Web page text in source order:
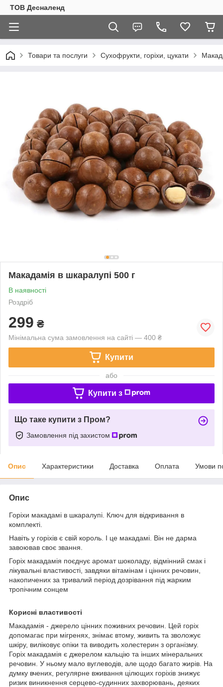
ТОВ Десналенд
Товари та послуги Сухофрукти, горіхи, цукати
Макадамія в шкаралупі 500 г
В наявності
Роздріб
299 ₴
Мінімальна сума замовлення на сайті — 400 ₴
Купити
або
Купити з
Що таке купити з Пром?
Замовлення під захистом
Опис Характеристики Доставка Оплата Умови
Опис
Горіхи макадамі в шкаралупі. Ключ для відкривання в
комплекті.
Навіть у горіхів є свій король. І це макадамі. Він не дарма
завоював своє звання.
Горіх макадамія поєднує аромат шоколаду, відмінний смак і
лікувальні властивості, завдяки вітамінам і цінних речовин,
накопичених за тривалий період дозрівання під жарким
тропічним сонцем
Корисні властивості
Макадамія - джерело цінних поживних речовин. Цей горіх
допомагає при мігренях, знімає втому, живить та зволожує
шкіру, виліковує опіки та виводить холестерин з організму.
Горіх макадамія є джерелом кальцію та інших мінеральних
речовин. У ньому мало вуглеводів, але щодо багато жирів. На
думку вчених, регулярне вживання цілющих горіхів знижує
ризик виникнення серцево-судинних захворювань, деяких